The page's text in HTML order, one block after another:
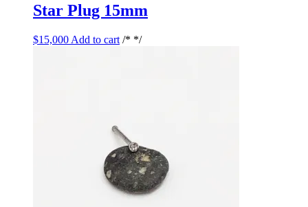
Star Plug 15mm
$15,000 Add to cart /* */